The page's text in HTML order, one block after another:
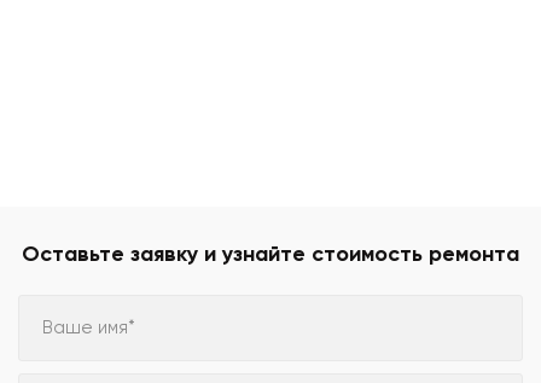
Оставьте заявку и узнайте стоимость ремонта
Ваше имя*